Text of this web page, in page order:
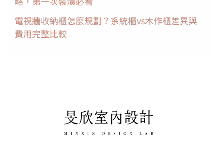
電視牆收納櫃怎麼規劃？系統櫃vs木作櫃差異與
費用完整比較